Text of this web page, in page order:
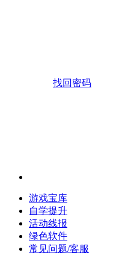
找回密码
游戏宝库
自学提升
活动线报
绿色软件
常见问题/客服